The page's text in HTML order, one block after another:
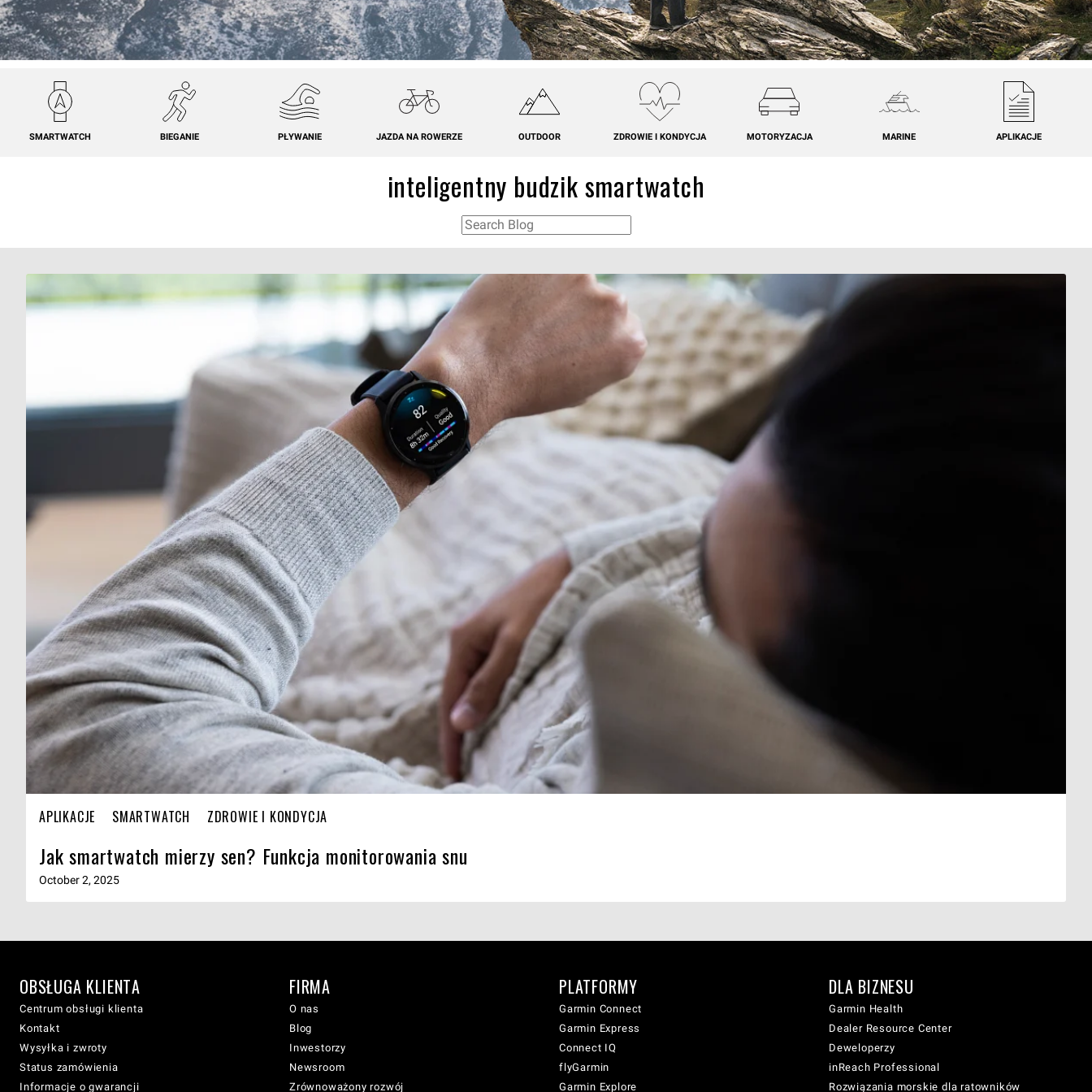
SMARTWATCH BIEGANIE PŁYWANIE JAZDA NA ROWERZE OUTDOOR ZDROWIE I KONDYCJA MOTORYZACJA MARINE APLIKACJE
inteligentny budzik smartwatch
APLIKACJE SMARTWATCH ZDROWIE I KONDYCJA
Jak smartwatch mierzy sen? Funkcja monitorowania snu
October 2, 2025
OBSŁUGA KLIENTA
Centrum obsługi klienta
Kontakt
Wysyłka i zwroty
Status zamówienia
Informacje o gwarancji
FIRMA
O nas
Blog
Inwestorzy
Newsroom
Zrównoważony rozwój
PLATFORMY
Garmin Connect
Garmin Express
Connect IQ
flyGarmin
Garmin Explore
DLA BIZNESU
Garmin Health
Dealer Resource Center
Deweloperzy
inReach Professional
Rozwiązania morskie dla ratowników